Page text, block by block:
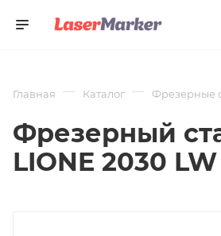
Фрезерный
LIONE 2030
Главная — Каталог — Фрезерные